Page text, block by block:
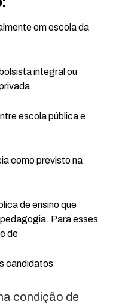
em escola da
integral ou
escola pública e
como previsto na
de ensino que
Para esses
de
candidatos
condição de